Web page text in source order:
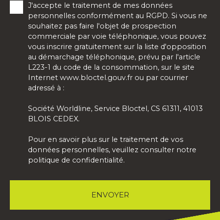
J'accepte le traitement de mes données
personnelles conformément au RGPD. Si vous ne
souhaitez pas faire l'objet de prospection
commerciale par voie téléphonique, vous pouvez
vous inscrire gratuitement sur la liste d'opposition
au démarchage téléphonique, prévu par l'article
L223-1 du code de la consommation, sur le site
Internet www.bloctel.gouv.fr ou par courrier
adressé à :
Société Worldline, Service Bloctel, CS 61311, 41013
BLOIS CEDEX.
Pour en savoir plus sur le traitement de vos
données personnelles, veuillez consulter notre
politique de confidentialité.
ENVOYER